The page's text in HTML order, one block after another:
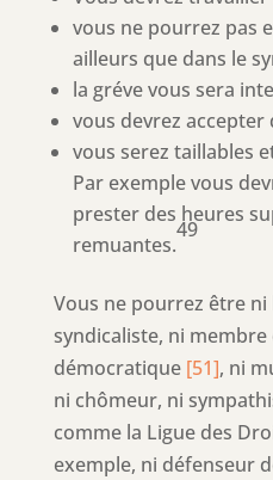
vous ne pourrez pas
ailleurs que dans le
la gréve vous sera
vous devrez accepter
vous serez taillables
Par exemple vous
prester des heures
remuantes.
49
Vous ne pourrez être
syndicaliste, ni
démocratique [51], ni
ni chômeur, ni
comme la Ligue des
exemple, ni défenseur